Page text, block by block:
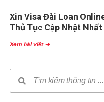
Xin Visa Đài Loan
Thủ Tục Cập Nhật Nhất
Xem bài viết ➜